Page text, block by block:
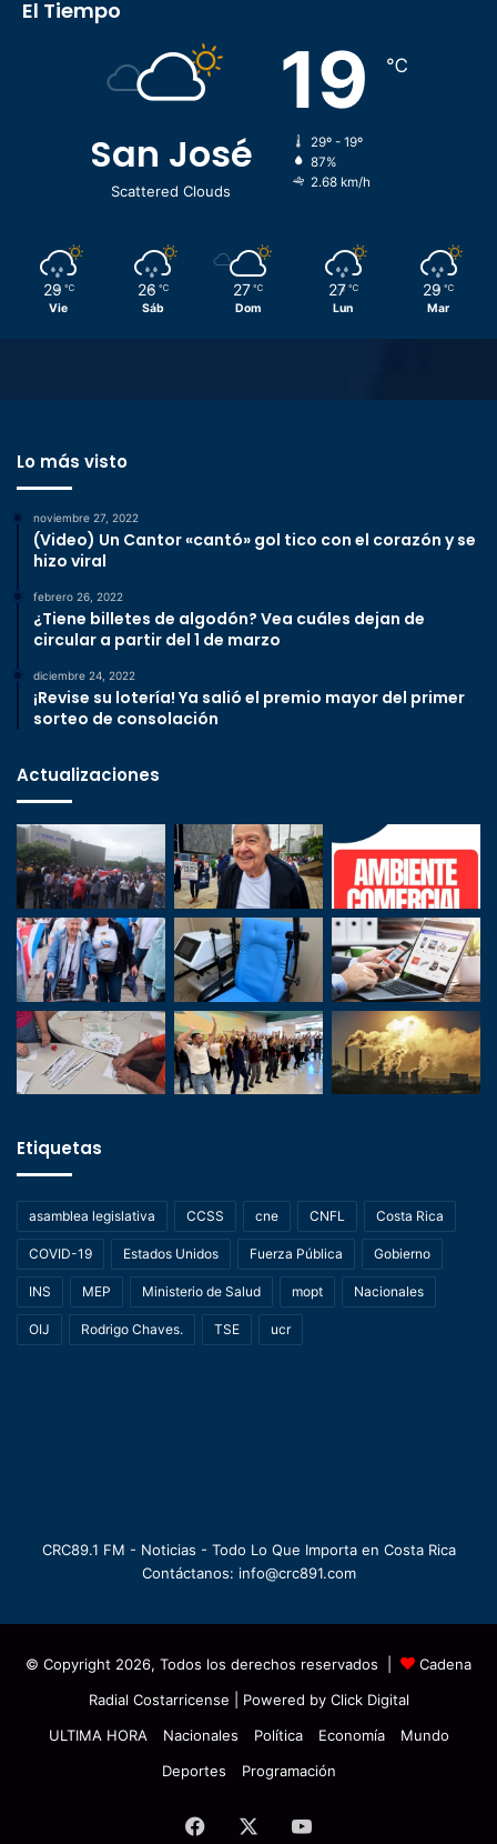
El Tiempo
San José
Scattered Clouds
19 ℃
29º - 19º
87%
2.68 km/h
29 ℃
Vie
26 ℃
Sáb
27 ℃
Dom
27 ℃
Lun
29 ℃
Mar
Lo más visto
noviembre 27, 2022
(Video) Un Cantor «cantó» gol tico con el corazón y se
hizo viral
febrero 26, 2022
¿Tiene billetes de algodón? Vea cuáles dejan de
circular a partir del 1 de marzo
diciembre 24, 2022
¡Revise su lotería! Ya salió el premio mayor del primer
sorteo de consolación
Actualizaciones
Etiquetas
asamblea legislativa CCSS cne CNFL Costa Rica
COVID-19 Estados Unidos Fuerza Pública Gobierno
INS MEP Ministerio de Salud mopt Nacionales
OIJ Rodrigo Chaves. TSE ucr
CRC89.1 FM - Noticias - Todo Lo Que Importa en Costa Rica
Contáctanos: info@crc891.com
© Copyright 2026, Todos los derechos reservados |
Cadena
Radial Costarricense | Powered by Click Digital
ULTIMA HORA
Nacionales Política Economía
Mundo
Deportes
Programación
Facebook YouTube